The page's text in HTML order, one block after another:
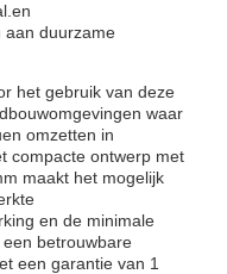
aan duurzame
het gebruik van deze
waar
omzetten in
compacte ontwerp met
maakt het mogelijk
en de minimale
betrouwbare
een garantie van 1